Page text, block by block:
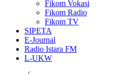
Fikom Vokasi
Fikom Radio
Fikom TV
SIPETA
E-Journal
Radio Istara FM
L-UKW